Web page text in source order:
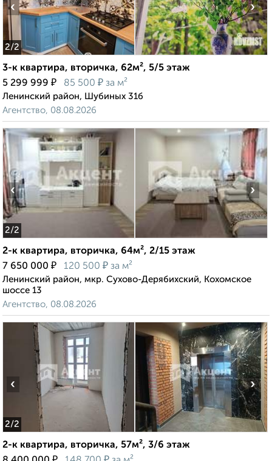
2/2
‹ ›
3-к квартира, вторичка, 62м², 5/5 этаж
5 299 999 ₽ 85 500 ₽ за м²
Ленинский район, Шубиных 31б
Агентство, 08.08.2026
2/2
‹ ›
2-к квартира, вторичка, 64м², 2/15 этаж
7 650 000 ₽ 120 500 ₽ за м²
Ленинский район, мкр. Сухово-Дерябихский, Кохомское
шоссе 13
Агентство, 08.08.2026
2/2
‹ ›
2-к квартира, вторичка, 57м², 3/6 этаж